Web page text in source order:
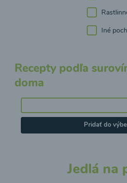
Iné
Recepty podľa
doma
Pridať do
Jedlá na